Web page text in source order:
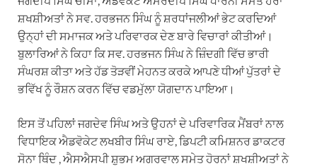
ਸ਼ਖਸ਼ੀਅਤਾਂ ਨੇ ਸਵ. ਹਰਭਜਨ ਸਿੰਘ ਨੂੰ ਸ਼ਰਧਾਂਜਲੀਆਂ ਭੇਟ ਕਰਦਿਆਂ
ਉਨ੍ਹਾਂ ਦੀ ਸਮਾਜਕ ਅਤੇ ਪਰਿਵਾਰਕ ਦੇਣ ਬਾਰੇ ਵਿਚਾਰਾਂ ਕੀਤੀਆਂ।
ਬੁਲਾਰਿਆਂ ਨੇ ਕਿਹਾ ਕਿ ਸਵ. ਹਰਭਜਨ ਸਿੰਘ ਨੇ ਜ਼ਿੰਦਗੀ ਵਿੱਚ ਭਾਰੀ
ਸੰਘਰਸ਼ ਕੀਤਾ ਅਤੇ ਹੱਡ ਤੋੜਵੀਂ ਮੇਹਨਤ ਕਰਕੇ ਆਪਣੇ ਧੀਆਂ ਪੁੱਤਰਾਂ ਦੇ
ਭਵਿੱਖ ਨੂੰ ਰੌਸ਼ਨ ਕਰਨ ਵਿੱਚ ਵਡਮੁੱਲਾ ਯੋਗਦਾਨ ਪਾਇਆ।
ਇਸ ਤੋਂ ਪਹਿਲਾਂ ਜਗਦੇਵ ਸਿੰਘ ਅਤੇ ਉਹਨਾਂ ਦੇ ਪਰਿਵਾਰਿਕ ਮੈਂਬਰਾਂ ਨਾਲ
ਵਿਧਾਇਕ ਐਡਵੋਕੇਟ ਲਖਬੀਰ ਸਿੰਘ ਰਾਏ, ਡਿਪਟੀ ਕਮਿਸ਼ਨਰ ਡਾਕਟਰ
ਸੋਨਾ ਥਿੰਦ , ਐਸਐਸਪੀ ਸ਼ੁਭਮ ਅਗਰਵਾਲ ਸਮੇਤ ਹੋਰਨਾਂ ਸ਼ਖਸ਼ੀਅਤਾਂ ਨੇ